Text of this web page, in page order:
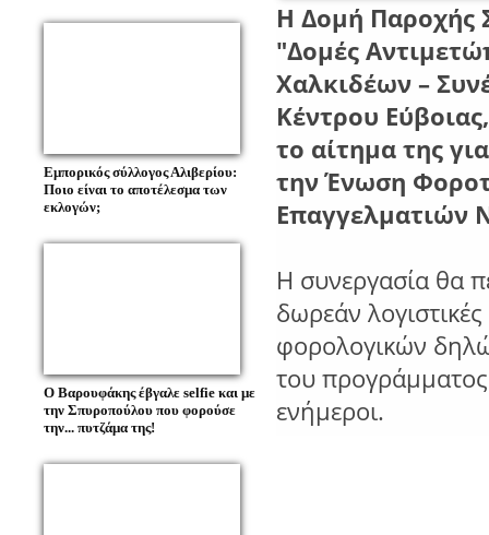
Εμπορικός σύλλογος Αλιβερίου:
Ποιο είναι το αποτέλεσμα των
εκλογών;
Ο Βαρουφάκης έβγαλε selfie και με
την Σπυροπούλου που φορούσε
την... πυτζάμα της!
Η Δομή Παροχής
"Δομές
Χαλκιδέων –
Κέντρου
το αίτημα της
την Ένωση
Επαγγελματιών
Η συνεργασία θα
δωρεάν
φορολογικών
του
ενήμεροι.